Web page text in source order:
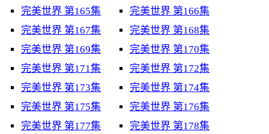
完美世界 第165集
完美世界 第166集
完美世界 第167集
完美世界 第168集
完美世界 第169集
完美世界 第170集
完美世界 第171集
完美世界 第172集
完美世界 第173集
完美世界 第174集
完美世界 第175集
完美世界 第176集
完美世界 第177集
完美世界 第178集